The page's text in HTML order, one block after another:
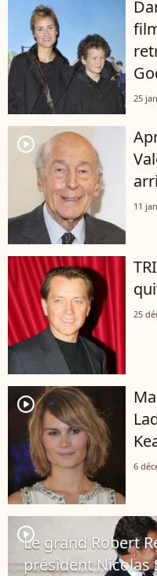
25
player2
11
25
player2
6
player2
Le grand Robert
président Nicolas